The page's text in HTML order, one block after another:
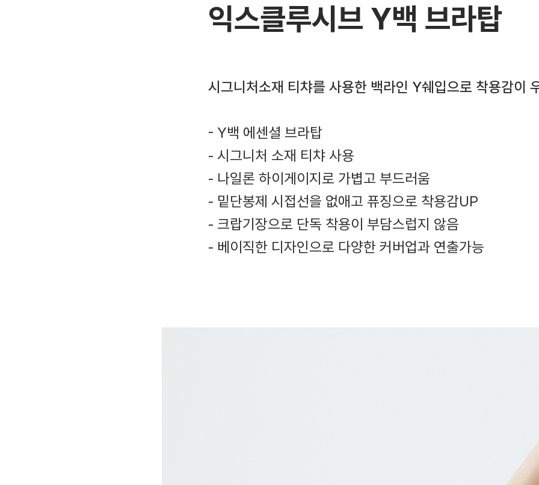
익스클루시브 Y백 브라탑
시그니처소재 티챠를 사용한 백라인 Y쉐입으로 착용감이
- Y백 에센셜 브라탑
- 시그니처 소재 티챠 사용
- 나일론 하이게이지로 가볍고 부드러움
- 밑단봉제 시접선을 없애고 퓨징으로 착용감UP
- 크랍기장으로 단독 착용이 부담스럽지 않음
- 베이직한 디자인으로 다양한 커버업과 연출가능